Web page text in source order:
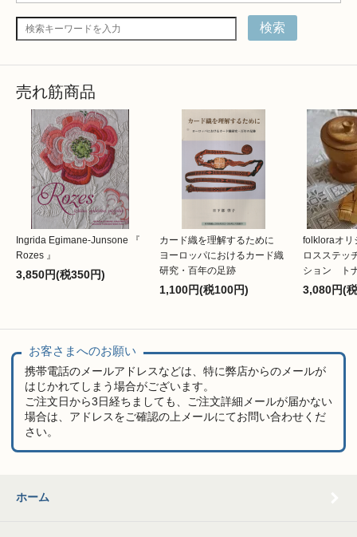
検索
売れ筋商品
Ingrida Egimane-Junsone 『
Rozes 』
3,850円(税350円)
カード織を理解するために
ヨーロッパにおけるカード織
研究・百年の足跡
1,100円(税100円)
folkloraオ
ロスステッ
ション ト
3,080円(
お客さまへのお願い
携帯電話のメールアドレスなどは、特に弊店からのメールが
はじかれてしまう場合がございます。
ご注文日から3日経ちましても、ご注文詳細メールが届かない
場合は、アドレスをご確認の上メールにてお問い合わせくだ
さい。
ホーム